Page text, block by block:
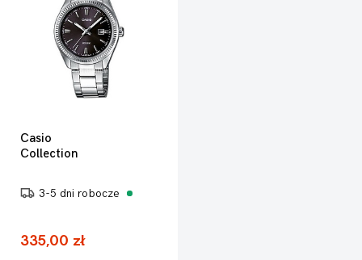
Casio
Collection
3-5 dni robocze
335,00 zł